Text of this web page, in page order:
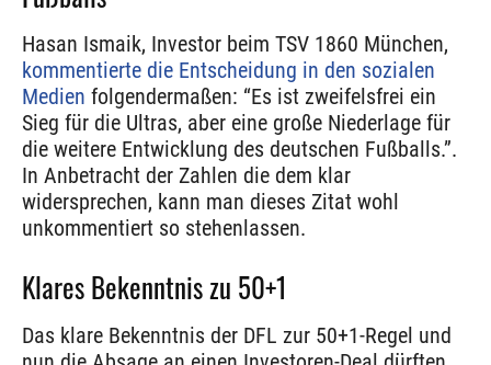
Hasan Ismaik, Investor beim TSV 1860 München,
kommentierte die Entscheidung in den sozialen
Medien folgendermaßen: “Es ist zweifelsfrei ein
Sieg für die Ultras, aber eine große Niederlage für
die weitere Entwicklung des deutschen Fußballs.”.
In Anbetracht der Zahlen die dem klar
widersprechen, kann man dieses Zitat wohl
unkommentiert so stehenlassen.
Klares Bekenntnis zu 50+1
Das klare Bekenntnis der DFL zur 50+1-Regel und